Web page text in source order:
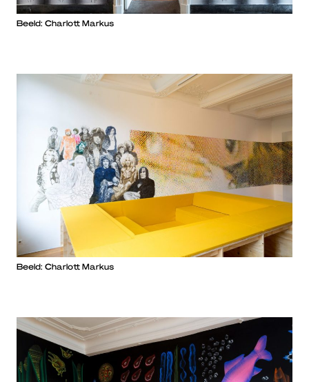
Beeld: Charlott Markus
Beeld: Charlott Markus